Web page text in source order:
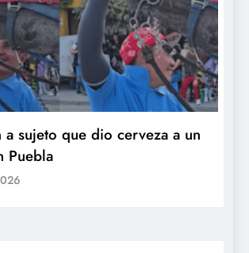
a sujeto que dio cerveza a un
Puebla